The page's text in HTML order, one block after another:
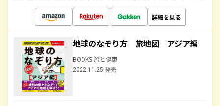
詳細を見る
地球のなぞり方 旅地図 アジア編
BOOKS 旅と健康
2022.11.25 発売